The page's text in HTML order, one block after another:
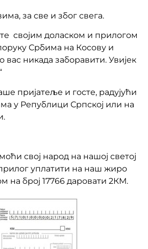
за све и због свега.
својим доласком и прилогом
Србима на Косову и
вас никада заборавити. Увијек
пријатеље и госте, радујући
у Републици Српској или на
свој народ на нашој светој
уплатити на наш жиро
на број 17766 даровати 2КМ.